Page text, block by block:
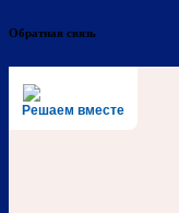
Обратная связь
Решаем вместе